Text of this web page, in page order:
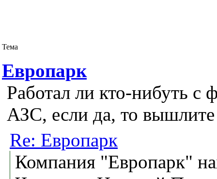
Тема
Европарк
Работал ли кто-нибуть с
АЗС, если да, то вышлите
Re: Европарк
Компания "Европарк"